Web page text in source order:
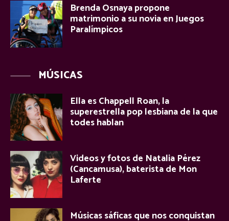
Brenda Osnaya propone
matrimonio a su novia en Juegos
Paralímpicos
MÚSICAS
Ella es Chappell Roan, la
superestrella pop lesbiana de la que
todes hablan
Videos y fotos de Natalia Pérez
(Cancamusa), baterista de Mon
Laferte
Músicas sáficas que nos conquistan